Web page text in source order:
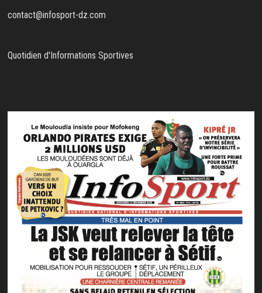
contact@infosport-dz.com
Quotidien d'Informations Sportives